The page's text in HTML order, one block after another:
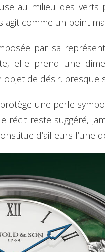
au milieu des
comme un point
par sa
elle prend une
de désir, presque
une perle
reste suggéré,
d’ailleurs l’une